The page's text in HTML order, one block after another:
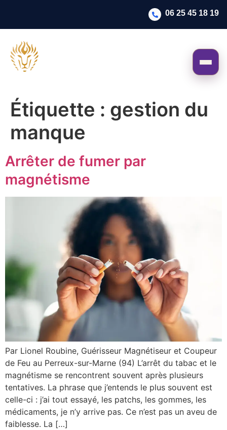
06 25 45 18 19
Étiquette : gestion du
manque
Arrêter de fumer par
magnétisme
Par Lionel Roubine, Guérisseur Magnétiseur et Coupeur
de Feu au Perreux-sur-Marne (94) L’arrêt du tabac et le
magnétisme se rencontrent souvent après plusieurs
tentatives. La phrase que j’entends le plus souvent est
celle-ci : j’ai tout essayé, les patchs, les gommes, les
médicaments, je n’y arrive pas. Ce n’est pas un aveu de
faiblesse. La […]